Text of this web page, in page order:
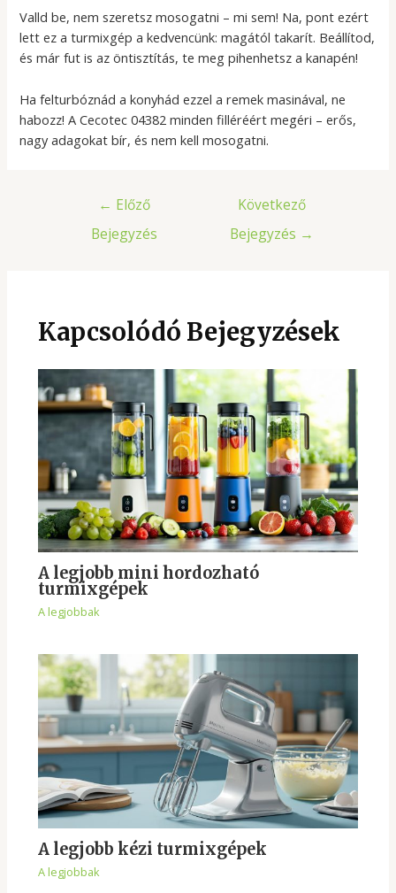
Valld be, nem szeretsz mosogatni – mi sem! Na, pont ezért
lett ez a turmixgép a kedvencünk: magától takarít. Beállítod,
és már fut is az öntisztítás, te meg pihenhetsz a kanapén!
Ha felturbóznád a konyhád ezzel a remek masinával, ne
habozz! A Cecotec 04382 minden filléréért megéri – erős,
nagy adagokat bír, és nem kell mosogatni.
← Előző
Bejegyzés
Következő
Bejegyzés →
Kapcsolódó Bejegyzések
A legjobb mini hordozható
turmixgépek
A legjobbak
A legjobb kézi turmixgépek
A legjobbak